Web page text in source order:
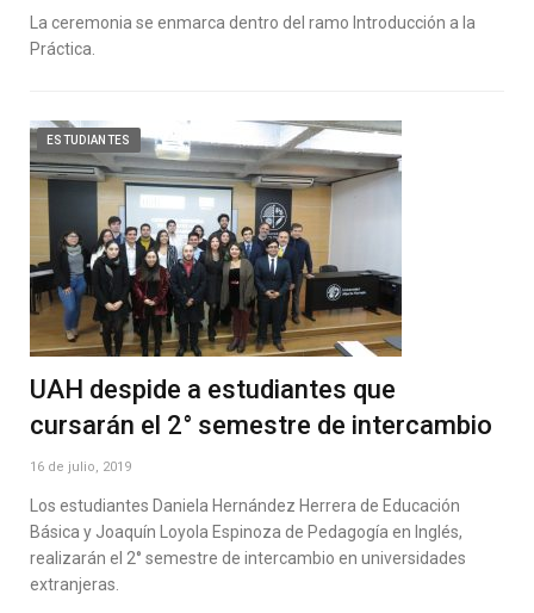
La ceremonia se enmarca dentro del ramo Introducción a la
Práctica.
ESTUDIANTES
UAH despide a estudiantes que
cursarán el 2° semestre de intercambio
16 de julio, 2019
Los estudiantes Daniela Hernández Herrera de Educación
Básica y Joaquín Loyola Espinoza de Pedagogía en Inglés,
realizarán el 2° semestre de intercambio en universidades
extranjeras.